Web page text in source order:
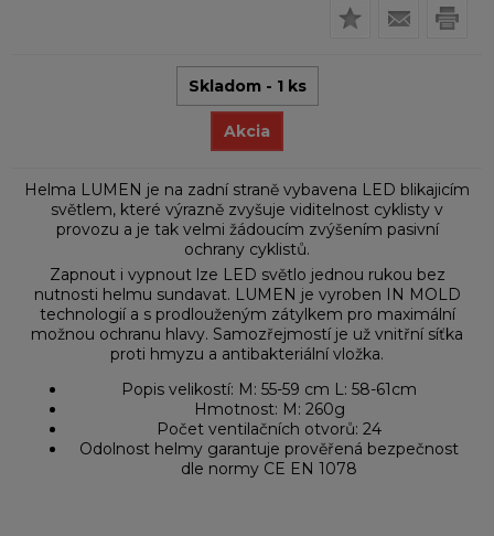
Skladom - 1 ks
Akcia
Helma LUMEN je na zadní straně vybavena LED blikajicím
světlem, které výrazně zvyšuje viditelnost cyklisty v
provozu a je tak velmi žádoucím zvýšením pasivní
ochrany cyklistů.
Zapnout i vypnout lze LED světlo jednou rukou bez
nutnosti helmu sundavat. LUMEN je vyroben IN MOLD
technologií a s prodlouženým zátylkem pro maximální
možnou ochranu hlavy. Samozřejmostí je už vnitřní síťka
proti hmyzu a antibakteriální vložka.
Popis velikostí: M: 55-59 cm L: 58-61cm
Hmotnost: M: 260g
Počet ventilačních otvorů: 24
Odolnost helmy garantuje prověřená bezpečnost
dle normy CE EN 1078